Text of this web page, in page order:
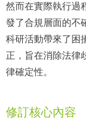
然而在實際執行過
發了合規層面的不
科研活動帶來了困
正，旨在消除法律
律確定性。
修訂核心內容